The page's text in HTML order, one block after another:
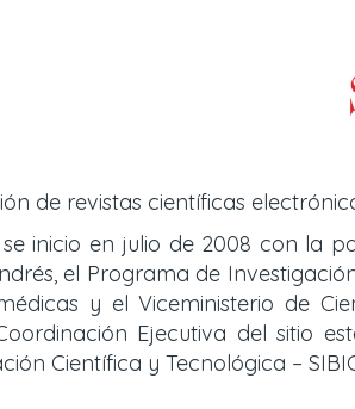
de revistas científicas
inicio en julio de 2008 con la
el Programa de
y el Viceministerio de
Ejecutiva del sitio
Científica y Tecnológica –